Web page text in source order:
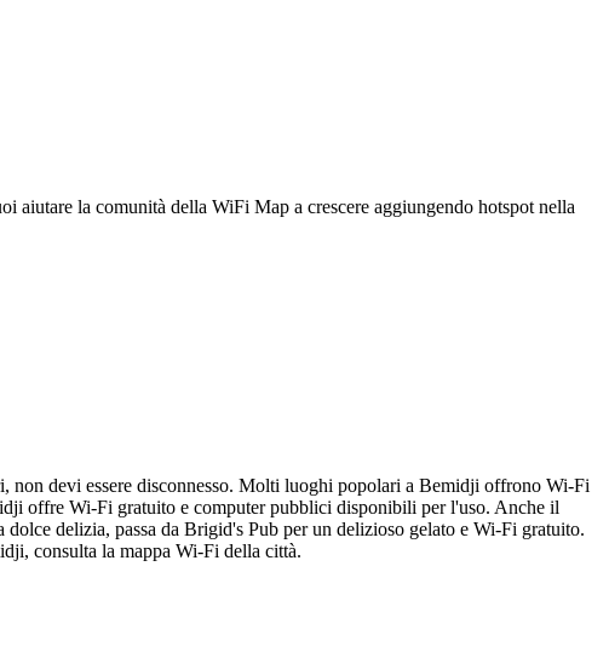
la comunità della WiFi Map a crescere aggiungendo hotspot nella
non devi essere disconnesso. Molti luoghi popolari a Bemidji offrono Wi-Fi
offre Wi-Fi gratuito e computer pubblici disponibili per l'uso. Anche il
delizia, passa da Brigid's Pub per un delizioso gelato e Wi-Fi gratuito.
consulta la mappa Wi-Fi della città.